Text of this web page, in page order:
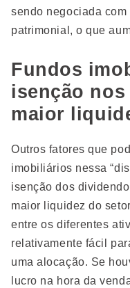
sendo negociada
patrimonial, o que
Fundos
isenção
maior
Outros fatores que
imobiliários nessa
isenção dos
maior liquidez do
entre os diferentes
relativamente fácil
uma alocação. Se
lucro na hora da